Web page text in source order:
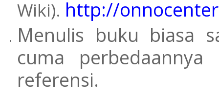
Wiki). http://
Menulis buku biasa
cuma
referensi.